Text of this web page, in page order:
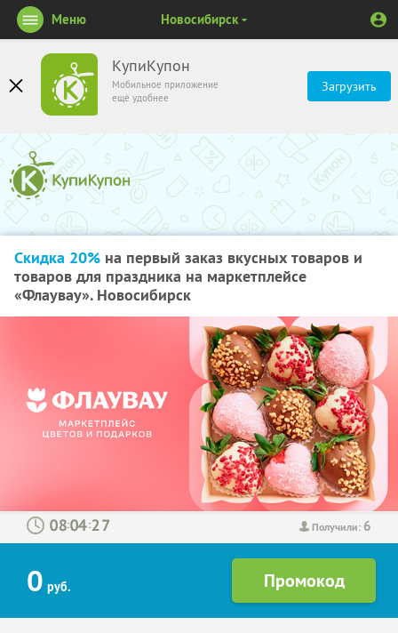
КупиКупон
Мобильное приложение
ещё удобнее
Загрузить
Меню Новосибирск
Скидка 20% на первый заказ вкусных товаров и
товаров для праздника на маркетплейсе
«Флаувау». Новосибирск
Получили: 6
: :
0 руб.